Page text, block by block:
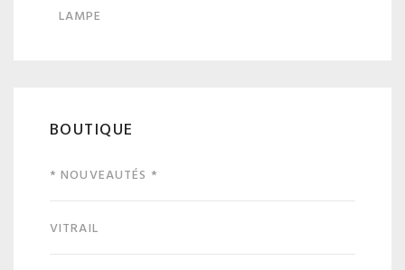
LAMPE
BOUTIQUE
* NOUVEAUTÉS *
VITRAIL